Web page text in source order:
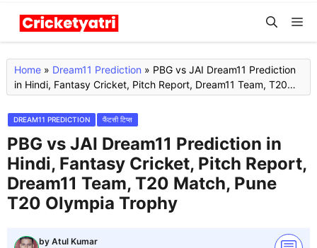
Skip
content
Home » Dream11 Prediction » PBG vs JAI Dream11 Prediction
in Hindi, Fantasy Cricket, Pitch Report, Dream11 Team, T20
Match, Pune T20 Olympia Trophy
DREAM11 PREDICTION फैंटसी टिप्स
PBG vs JAI Dream11 Prediction in
Hindi, Fantasy Cricket, Pitch Report,
Dream11 Team, T20 Match, Pune
T20 Olympia Trophy
by Atul Kumar